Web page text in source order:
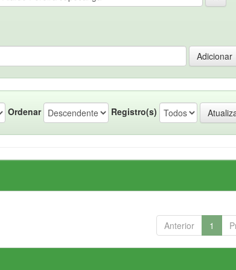
Ordenar Registro(s)
Anterior 1